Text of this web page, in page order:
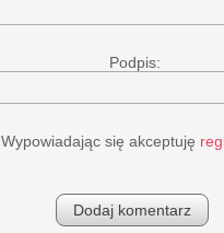
Podpis:
Wypowiadając się akceptuję